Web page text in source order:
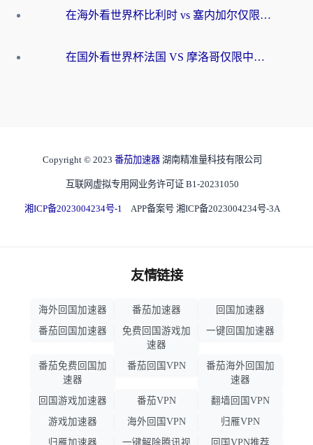
在海外看世界杯比利时 vs 塞内加尔仅限中国大陆？我找到了最流畅的中文解说之路
在国外看世界杯法国 VS 摩洛哥仅限中国大陆？海外党这样看中文解说赛事不卡顿
Copyright © 2023 番茄加速器 湖南精准量科技有限公司
互联网虚拟专用网业务许可证 B1-20231050
湘ICP备2023004234号-1 APP备案号 湘ICP备2023004234号-3A
友情链接
海外回国加速器 番茄加速器
回国加速器
番茄回国加速器
免费回国游戏加
速器
一键回国加速器
番茄免费回国加
速器
番茄回国VPN
番茄海外回国加
速器
回国游戏加速器
番茄VPN
翻墙回国VPN
游戏加速器
海外回国VPN
归雁VPN
归雁加速器
一键解除腾讯视 回国VPN推荐